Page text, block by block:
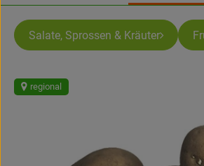
Salate, Sprossen & Kräuter
regional